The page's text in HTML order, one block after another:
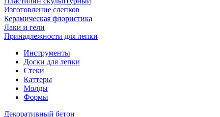
Изготовление слепков
Керамическая флористика
Лаки и гели
Принадлежности для лепки
Инструменты
Доски для лепки
Стеки
Каттеры
Молды
Формы
Декоративный бетон